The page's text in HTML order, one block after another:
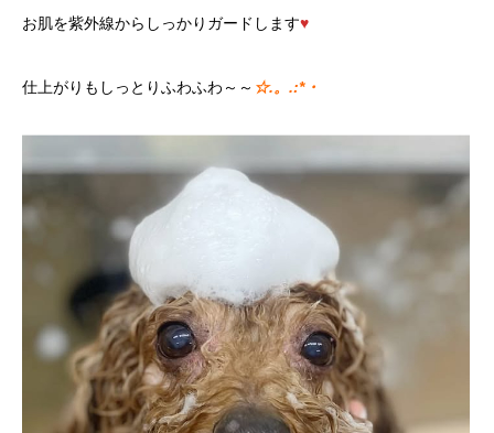
お肌を紫外線からしっかりガードします♥
仕上がりもしっとりふわふわ～～ ☆.。.:*・